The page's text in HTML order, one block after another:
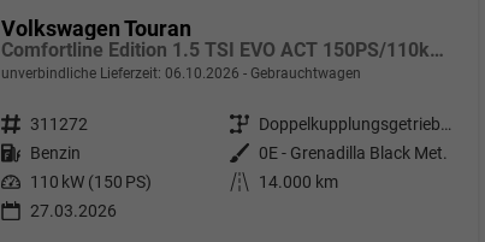
Volkswagen Touran
Comfortline Edition 1.5 TSI EVO ACT 150PS/110kW DSG7 2026 +APP-Connect+RFK+17"ALU+SHZ
unverbindliche Lieferzeit: 06.10.2026 Gebrauchtwagen
Fahrzeugnr. 311272 Getriebe
Doppelkupplungsgetriebe (DSG)
Kraftstoff Benzin Außenfarbe
0E - Grenadilla Black Met.
Leistung 110 kW (150 PS) Kilometerstand
14.000 km
27.03.2026